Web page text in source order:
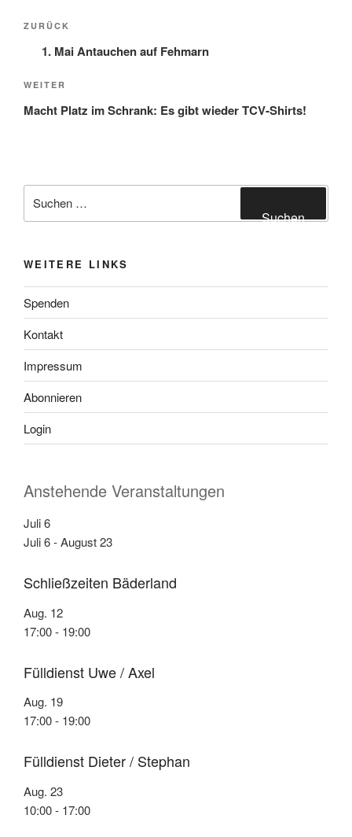
Beitragsnavigation
Vorheriger
Beitrag
ZURÜCK
1. Mai Antauchen auf Fehmarn
Nächster
Beitrag
WEITER
Macht Platz im Schrank: Es gibt wieder TCV-Shirts!
nach:
Suchen
WEITERE LINKS
Spenden
Kontakt
Impressum
Abonnieren
Login
Anstehende Veranstaltungen
Juli6
Juli 6-August 23
Schließzeiten Bäderland
Aug. 12
17:00- 19:00
Fülldienst Uwe / Axel
Aug. 19
17:00- 19:00
Fülldienst Dieter / Stephan
Aug. 23
10:00- 17:00